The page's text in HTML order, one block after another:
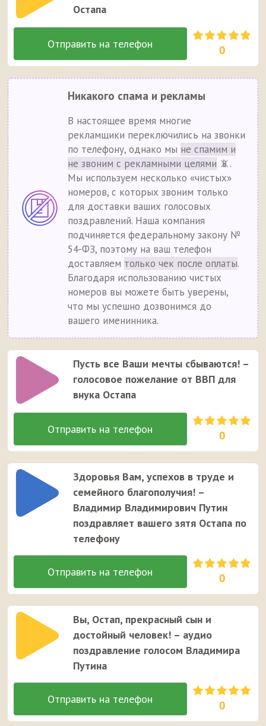
Остапа
0
Никакого спама и рекламы
В настоящее время многие
рекламщики переключились на звонки
по телефону, однако мы не спамим и
не звоним с рекламными целями 📵.
Мы используем несколько «чистых»
номеров, с которых звоним только
для доставки ваших голосовых
поздравлений. Наша компания
подчиняется федеральному закону №
54-ФЗ, поэтому на ваш телефон
доставляем только чек после оплаты.
Благодаря использованию чистых
номеров вы можете быть уверены,
что мы успешно дозвонимся до
вашего именинника.
Пусть все Ваши мечты сбываются! –
голосовое пожелание от ВВП для
внука Остапа
0
Здоровья Вам, успехов в труде и
семейного благополучия! –
Владимир Владимирович Путин
поздравляет вашего зятя Остапа по
телефону
0
Вы, Остап, прекрасный сын и
достойный человек! – аудио
поздравление голосом Владимира
Путина
0